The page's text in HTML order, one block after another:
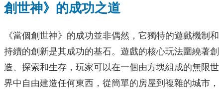
創世神》的成功之道
《當個創世神》的成功並非偶然，它獨特的遊戲機制和
持續的創新是其成功的基石。遊戲的核心玩法圍繞著創
造、探索和生存，玩家可以在一個由方塊組成的無限世
界中自由建造任何東西，從簡單的房屋到複雜的城市，